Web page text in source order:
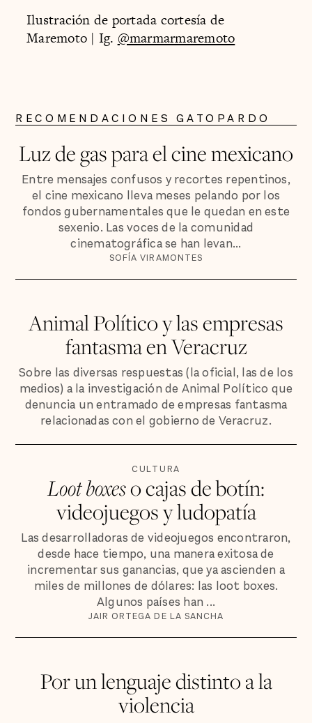
Ilustración de portada cortesía de
Maremoto | Ig. @marmarmaremoto
RECOMENDACIONES GATOPARDO
Luz de gas para el cine mexicano
Entre mensajes confusos y recortes repentinos,
el cine mexicano lleva meses pelando por los
fondos gubernamentales que le quedan en este
sexenio. Las voces de la comunidad
cinematográfica se han levan...
SOFÍA VIRAMONTES
Animal Político y las empresas
fantasma en Veracruz
Sobre las diversas respuestas (la oficial, las de los
medios) a la investigación de Animal Político que
denuncia un entramado de empresas fantasma
relacionadas con el gobierno de Veracruz.
CULTURA
Loot boxeso cajas de botín:
videojuegos y ludopatía
Las desarrolladoras de videojuegos encontraron,
desde hace tiempo, una manera exitosa de
incrementar sus ganancias, que ya ascienden a
miles de millones de dólares: las loot boxes.
Algunos países han ...
JAIR ORTEGA DE LA SANCHA
Por un lenguaje distinto a la
violencia